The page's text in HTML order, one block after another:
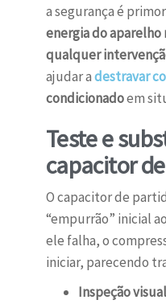
a segurança é
energia do aparelho
qualquer
ajudar adestravar
condicionadoem
Teste e
capacitor
O capacitor de
“empurrão” inicial
ele falha, o
iniciar, parecendo
Inspeção